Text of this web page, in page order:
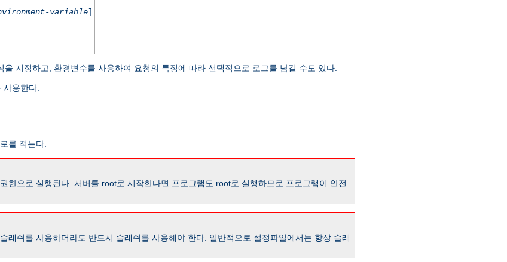
variable]
을 지정하고, 환경변수를 사용하여 요청의 특징에 따라 선택적으로 로그를 남길 수도 있다.
용한다.
를 적는다.
한으로 실행된다. 서버를 root로 시작한다면 프로그램도 root로 실행하므로 프로그램이 안전
래쉬를 사용하더라도 반드시 슬래쉬를 사용해야 한다. 일반적으로 설정파일에서는 항상 슬래